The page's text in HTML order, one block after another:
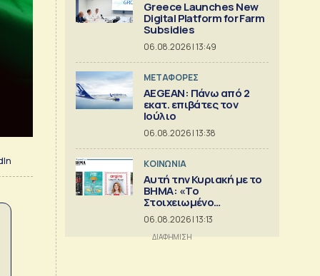
Greece Launches New
Digital Platform for Farm
Subsidies
06.08.2026 | 13:49
ΜΕΤΑΦΟΡΕΣ
AEGEAN: Πάνω από 2
εκατ. επιβάτες τον
Ιούλιο
06.08.2026 | 13:38
ΚΟΙΝΩΝΙΑ
Αυτή την Κυριακή με το
ΒΗΜΑ: «Το
Στοιχειωμένο
Ξενοδοχείο», Ελληνική
Κουζίνα & ΒΗΜΑGAZINO
06.08.2026 | 13:13